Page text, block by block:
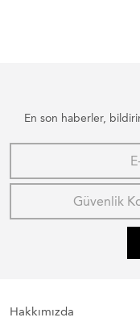
En son haberler,
Hakkımızda